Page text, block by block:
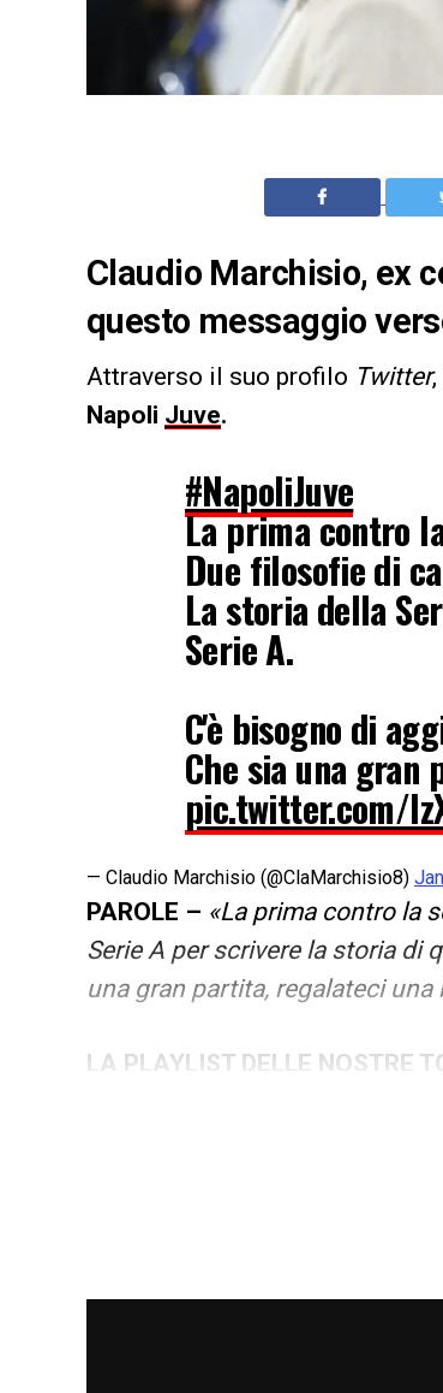
Claudio Marchisio, ex
questo messaggio
Attraverso il suo profilo Twitter,
Napoli Juve.
#NapoliJuve
La prima contro
Due filosofie di
La storia della
Serie A.
C'è bisogno di
Che sia una
pic.twitter.com/
— Claudio Marchisio (@ClaMarchisio8)
PAROLE – «La prima contro la
Serie A per scrivere la storia di
una gran partita, regalateci una
LA PLAYLIST DELLE NOSTRE